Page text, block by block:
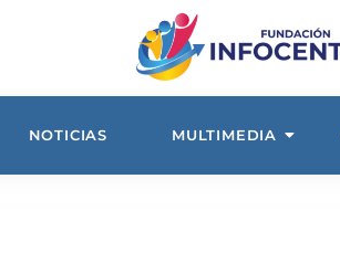
NOTICIAS MULTIMEDIA